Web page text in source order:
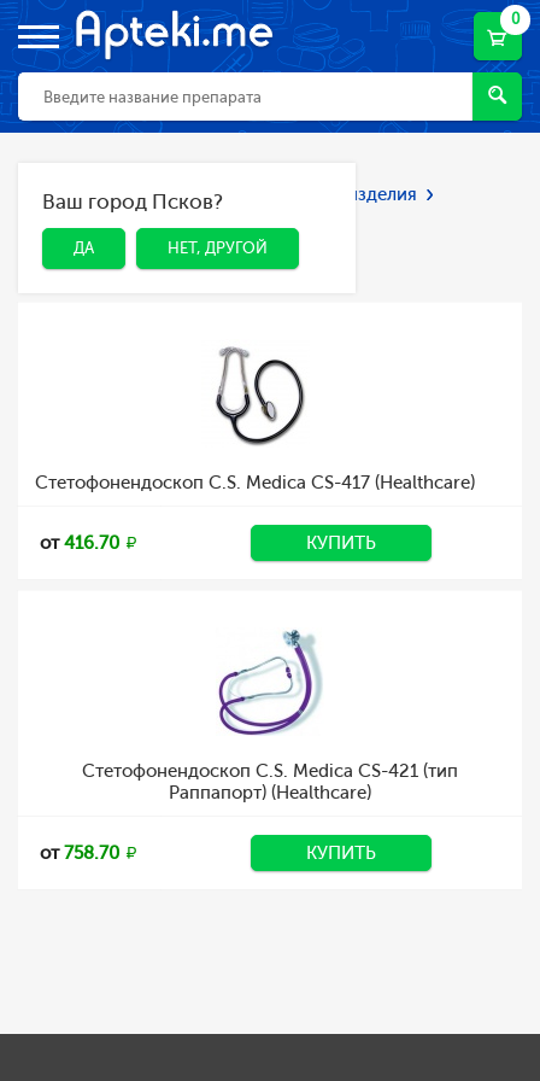
0
ДА НЕТ, ДРУГОЙ
Ваш город Псков?
ДА НЕТ, ДРУГОЙ
Главная Каталог
Мед. приборы и изделия
Стетоскопы
Стетоскопы
Стетофонендоскоп C.S. Medica CS-417 (Healthcare)
от416.70 КУПИТЬ
Стетофонендоскоп C.S. Medica CS-421 (тип
Раппапорт) (Healthcare)
от758.70 КУПИТЬ